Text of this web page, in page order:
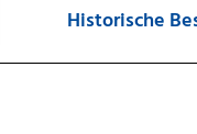
Historische